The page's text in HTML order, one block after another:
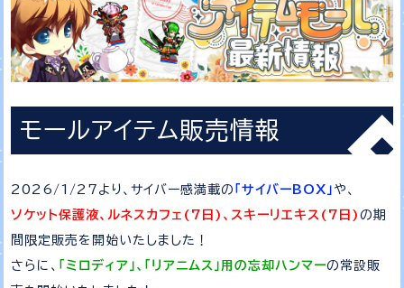
モールアイテム販売情報
2026/1/27より、サイバー感満載の 「サイバーBOX」 や、
ソケット保護液、ルネスカフェ(7日)、スキーリエキス(7日) の期
間限定販売を開始いたしました！
さらに、
「ミロディア」、「リアニムス」用の忘却ハンマーの常設販